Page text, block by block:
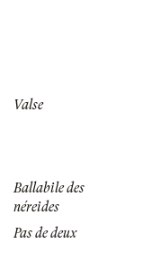
Valse
Ballabile des
néreides
Pas de deux